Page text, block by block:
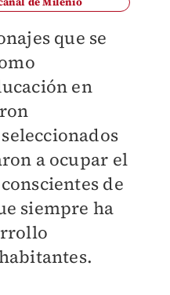
que se
en
a ocupar el
de
siempre ha